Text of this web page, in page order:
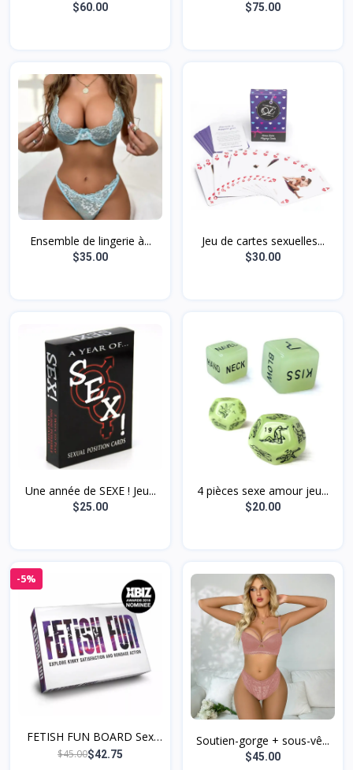
$60.00 $75.00
Ensemble de lingerie à...
$35.00
Jeu de cartes sexuelles...
$30.00
Une année de SEXE ! Jeu...
$25.00
4 pièces sexe amour jeu...
$20.00
-5%
FETISH FUN BOARD Sex
JE...
$45.00$42.75
Soutien-gorge + sous-vê...
$45.00